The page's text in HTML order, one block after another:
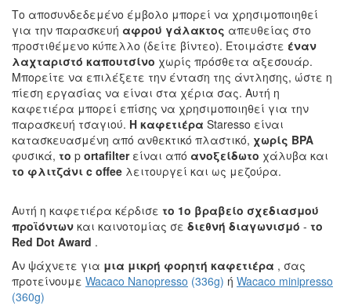
Το αποσυνδεδεμένο έμβολο μπορεί να χρησιμοποιηθεί
για την παρασκευή αφρού γάλακτος απευθείας στο
προστιθέμενο κύπελλο (δείτε βίντεο). Ετοιμάστε έναν
λαχταριστό καπουτσίνο χωρίς πρόσθετα αξεσουάρ.
Μπορείτε να επιλέξετε την ένταση της άντλησης, ώστε η
πίεση εργασίας να είναι στα χέρια σας. Αυτή η
καφετιέρα μπορεί επίσης να χρησιμοποιηθεί για την
παρασκευή τσαγιού. Η καφετιέρα Staresso είναι
κατασκευασμένη από ανθεκτικό πλαστικό, χωρίς BPA
φυσικά, το p ortafilterείναι από ανοξείδωτο χάλυβα και
το φλιτζάνι c offee λειτουργεί και ως μεζούρα.
Αυτή η καφετιέρα κέρδισε το 1ο βραβείο σχεδιασμού
προϊόντων και καινοτομίας σε διεθνή διαγωνισμό - το
Red Dot Award .
Αν ψάχνετε για μια μικρή φορητή καφετιέρα , σας
προτείνουμε Wacaco Nanopresso (336g) ή Wacaco minipresso
(360g)